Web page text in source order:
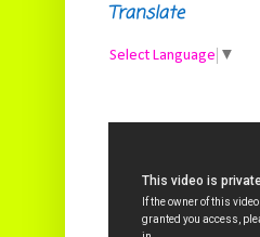
Translate
Select Language ▼